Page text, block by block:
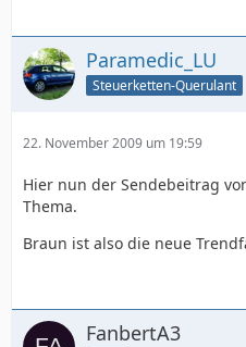
Paramedic_LU
Steuerketten-Querulant
22. November 2009 um 19:59
Hier nun der Sendebeitrag
Thema.
Braun ist also die neue
FanbertA3